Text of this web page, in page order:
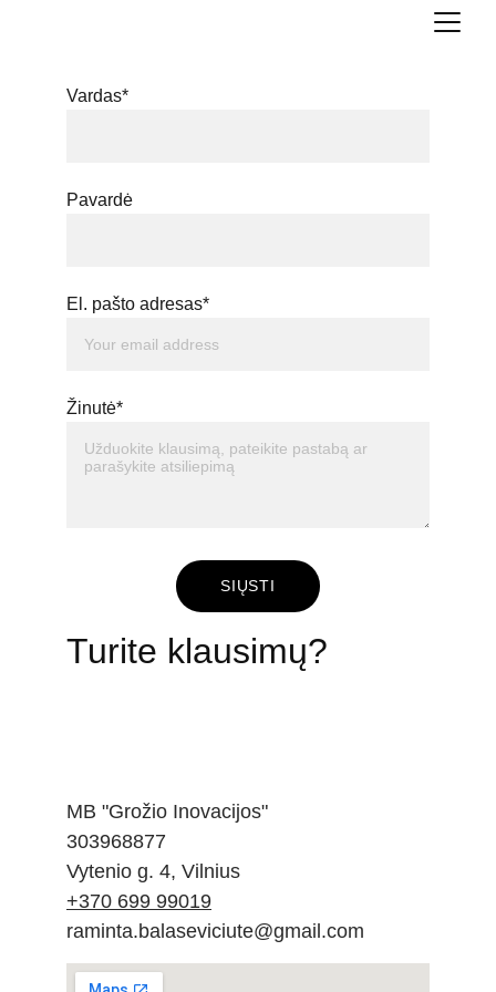
Vardas*
Pavardė
El. pašto adresas*
Žinutė*
SIŲSTI
Turite klausimų?
MB "Grožio Inovacijos"
303968877
​Vytenio g. 4, Vilnius
+370 699 99019
​raminta.balaseviciute@gmail.com